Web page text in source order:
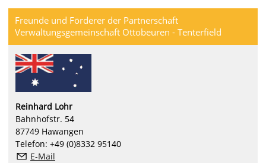
Freunde und Förderer der Partnerschaft
Verwaltungsgemeinschaft Ottobeuren - Tenterfield
Reinhard Lohr
Bahnhofstr. 54
87749 Hawangen
Telefon: +49 (0)8332 95140
E-Mail